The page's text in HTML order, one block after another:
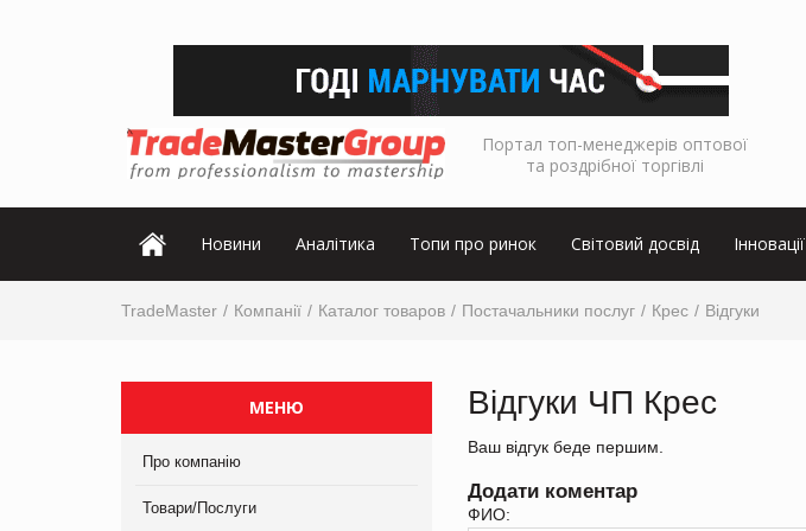
Портал топ-менеджерів оптової
та роздрібної торгівлі
Новини Аналітика Топи про ринок Світовий досвід Інновації
TradeMaster Компанії Каталог товаров Постачальники послуг Крес Відгуки
МЕНЮ
Про компанію
Товари/Послуги
Відгуки ЧП Крес
Ваш відгук беде першим.
Додати коментар
ФИО: